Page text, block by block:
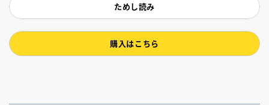
ためし読み
購入はこちら